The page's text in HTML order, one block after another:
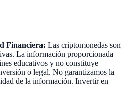
Financiera: Las criptomonedas son
La información proporcionada
educativos y no constituye
o legal. No garantizamos la
de la información. Invertir en